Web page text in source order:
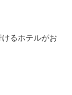
るホテルがお